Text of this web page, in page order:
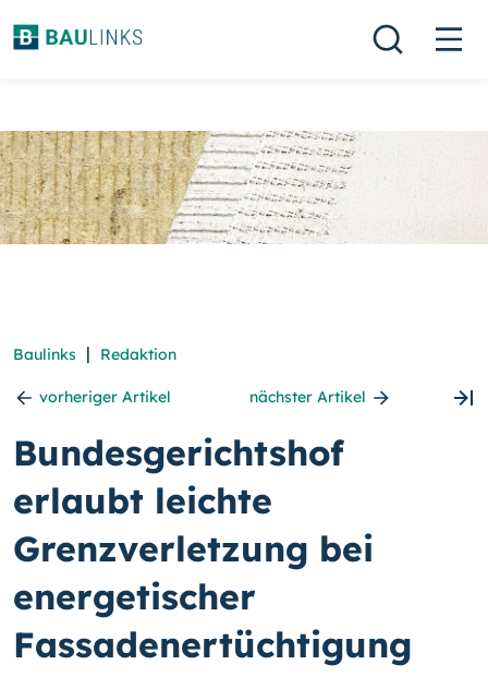
Baulinks | Redaktion
vorheriger Artikel nächster Artikel
Bundesgerichtshof
erlaubt leichte
Grenzverletzung bei
energetischer
Fassadenertüchtigung